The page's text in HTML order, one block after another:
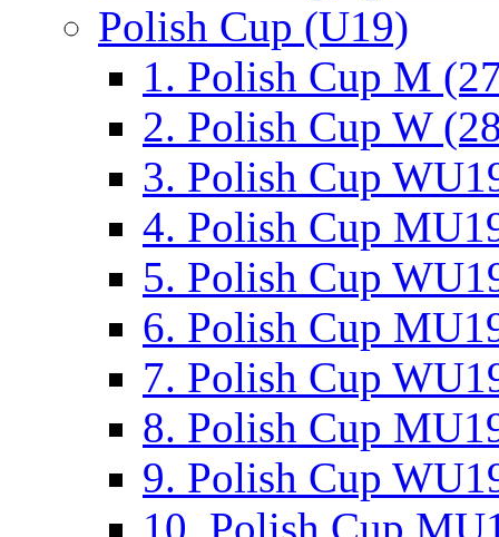
Polish Cup (U19)
1. Polish Cup M
2. Polish Cup W
3. Polish Cup
4. Polish Cup
5. Polish Cup
6. Polish Cup
7. Polish Cup
8. Polish Cup
9. Polish Cup
10. Polish Cup